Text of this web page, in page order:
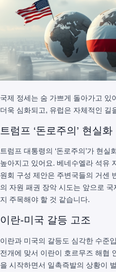
국제 정세는 숨 가쁘게 돌아가고 있
더욱 심화되고, 유럽은 자체적인 길
트럼프 ‘돈로주의’ 현실화
트럼프 대통령의 ‘돈로주의’가 현
높아지고 있어요. 베네수엘라 석유
원회 구성 제안은 주변국들의 거센
의 자원 패권 장악 시도는 앞으로
지 주목해야 할 것 같습니다.
이란-미국 갈등 고조
이란과 미국의 갈등도 심각한 수준
전개에 맞서 이란이 호르무즈 해협
을 시작하면서 일촉즉발의 상황이